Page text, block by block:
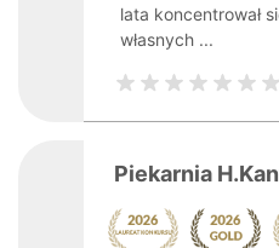
lata koncentrował
własnych ...
Piekarnia